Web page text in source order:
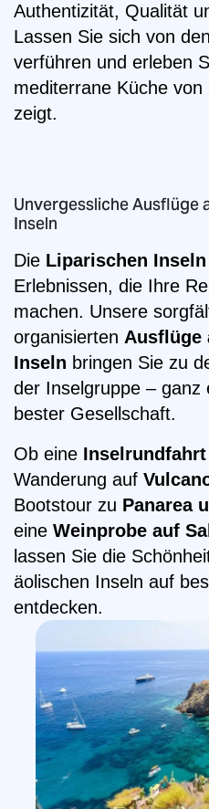
Authentizität, Qualität
Lassen Sie sich von
verführen und erleben
mediterrane Küche
zeigt.
Unvergessliche Ausflüge
Inseln
Die Liparischen Inseln
Erlebnissen, die Ihre
machen. Unsere
organisierten Ausflüge
Inseln bringen Sie zu
der Inselgruppe – ganz
bester Gesellschaft.
Ob eine
Wanderung auf
Bootstour zu Panarea
eine Weinprobe auf
lassen Sie die
äolischen Inseln auf
entdecken.